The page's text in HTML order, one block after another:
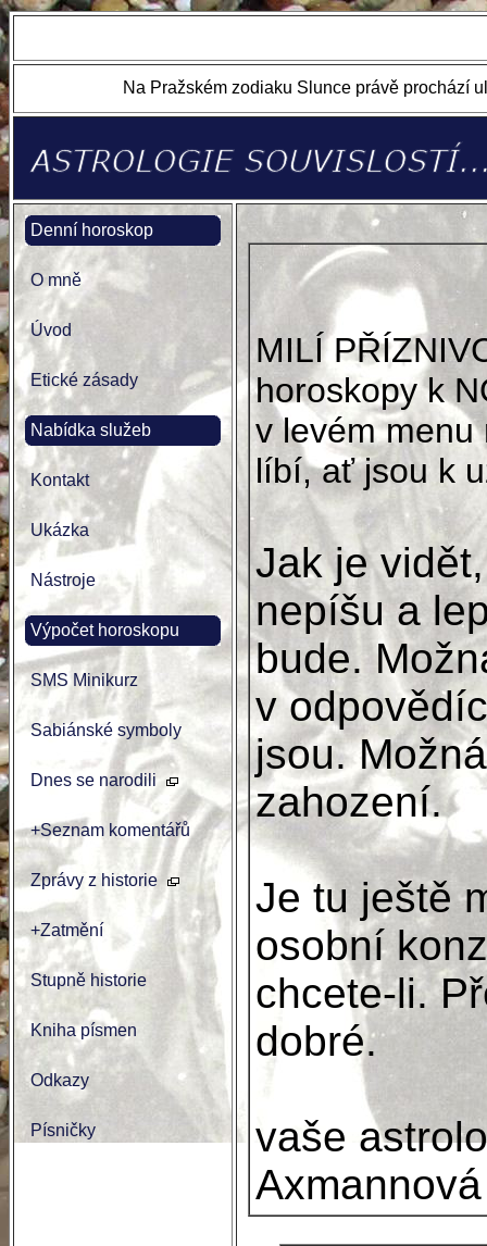
Na Pražském zodiaku Slunce právě prochází
Denní horoskop
O mně
Úvod
Etické zásady
Nabídka služeb
Kontakt
Ukázka
Nástroje
Výpočet horoskopu
SMS Minikurz
Sabiánské symboly
Dnes se narodili
+Seznam komentářů
Zprávy z historie
+Zatmění
Stupně historie
Kniha písmen
Odkazy
Písničky
MILÍ
horoskopy k
v levém menu
líbí, ať jsou k
Jak je
nepíšu a
bude.
v
jsou.
zahození.
Je tu ještě
osobní
chcete-li.
dobré.
vaše
Axmannová